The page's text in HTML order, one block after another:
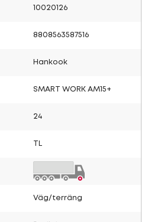
10020126
8808563587516
Hankook
SMART WORK AM15+
24
Väg/terräng